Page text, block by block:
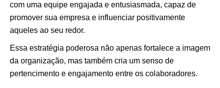
com uma equipe engajada e entusiasmada, capaz de
promover sua empresa e influenciar positivamente
aqueles ao seu redor.
Essa estratégia poderosa não apenas fortalece a imagem
da organização, mas também cria um senso de
pertencimento e engajamento entre os colaboradores.